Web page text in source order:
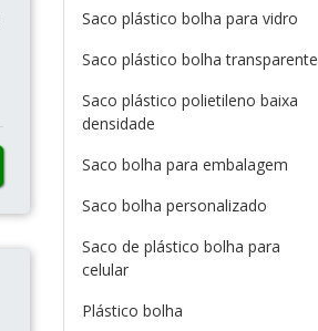
Saco plástico bolha para vidro
Saco plástico bolha transparente
Saco plástico polietileno baixa
densidade
Saco bolha para embalagem
Saco bolha personalizado
Saco de plástico bolha para
celular
Plástico bolha